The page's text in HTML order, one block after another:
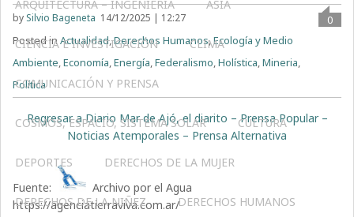
ARQUITECTURA – INGENIERIA ASIA
CIENCIA E INVESTIGACIÓN CLIMA
COMUNICACIÓN Y PRENSA
COSMOS, ESPACIO, SISTEMA SOLAR CULTURA
DEPORTES DERECHOS DE LA MUJER
DERECHOS DE LA NIÑEZ DERECHOS HUMANOS
by Silvio Bageneta 14/12/2025 | 12:27
0
Posted inActualidad,Derechos Humanos,Ecología y Medio
Ambiente,Economía,Energía,Federalismo,Holística,Mineria,
Política
Regresar a Diario Mar de Ajó, el diarito – Prensa Popular –
Noticias Atemporales – Prensa Alternativa
Fuente:
Archivo por el Agua
https://agenciatierraviva.com.ar/